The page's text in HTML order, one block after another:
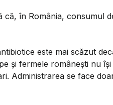
că, în România, consumul
este mai scăzut
și fermele românești nu
Administrarea se face